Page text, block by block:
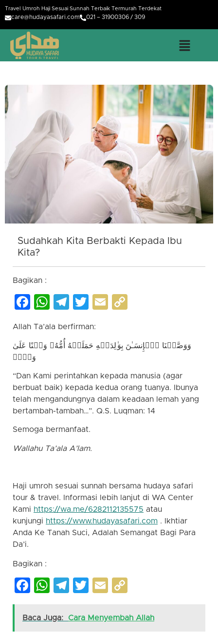
Travel Umroh Haji Sesuai Sunnah Terbaik Termurah Terdekat
care@hudayasafari.com 021 – 31900306 / 309
Sudahkah Kita Berbakti Kepada Ibu
Kita?
Bagikan :
Facebook
WhatsApp
Telegram
Twitter
Email
Allah Ta’ala berfirman:
وَوَصَّیۡنَا ٱلۡإِنسَـٰنَ بِوَ ٰ⁠لِدَیۡهِ حَمَلَتۡهُ أُمُّهُۥ وَهۡنًا عَلَىٰ
وَهۡنࣲ
“Dan Kami perintahkan kepada manusia (agar
berbuat baik) kepada kedua orang tuanya. Ibunya
telah mengandungnya dalam keadaan lemah yang
bertambah-tambah…”. Q.S. Luqman: 14
Semoga bermanfaat.
Wallahu Ta’ala A’lam.
Haji umroh sesuai sunnah bersama hudaya safari
tour & travel. Informasi lebih lanjut di WA Center
Kami https://wa.me/6282112135575 atau
kunjungi https://www.hudayasafari.com . Ikhtiar
Anda Ke Tanah Suci, Adalah Semangat Bagi Para
Da’i.
Bagikan :
Facebook
WhatsApp
Telegram
Twitter
Email
Baca Juga: Cara Menyembah Allah